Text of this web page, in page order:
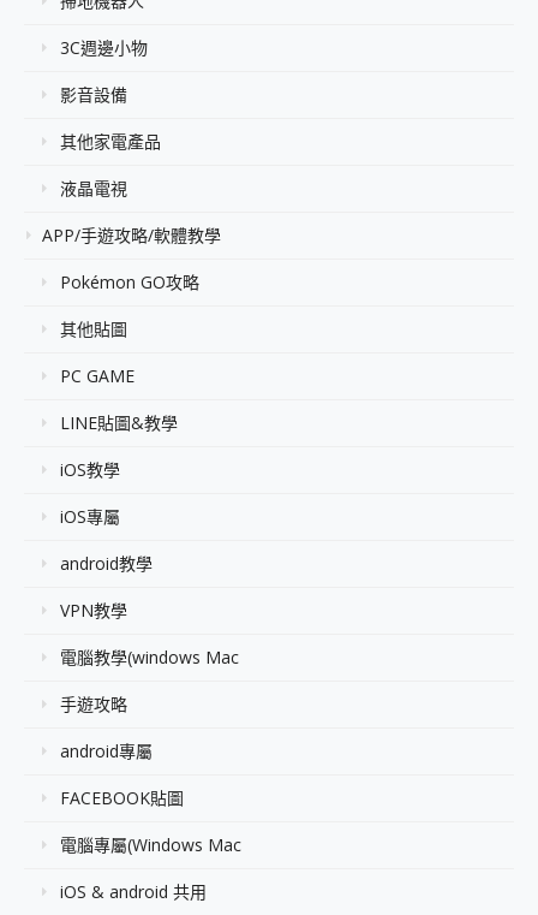
3C週邊小物
影音設備
其他家電產品
液晶電視
APP/手遊攻略/軟體教學
Pokémon GO攻略
其他貼圖
PC GAME
LINE貼圖&教學
iOS教學
iOS專屬
android教學
VPN教學
電腦教學(windows Mac
手遊攻略
android專屬
FACEBOOK貼圖
電腦專屬(Windows Mac
iOS & android 共用